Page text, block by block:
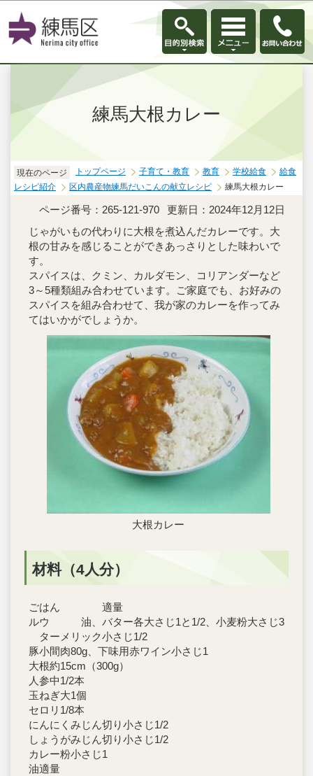
このページの本文へ移動
練馬大根カレー
現在のページ トップページ 子育て・教育 教育 学校給食
給食
レシピ紹介
区内農産物練馬だいこんの献立レシピ 練馬大根カレー
ページ番号：265-121-970
更新日：2024年12月12日
じゃがいもの代わりに大根を煮込んだカレーです。大
根の甘みを感じることができあっさりとした味わいで
す。
スパイスは、クミン、カルダモン、コリアンダーなど
3～5種類組み合わせています。ご家庭でも、お好みの
スパイスを組み合わせて、我が家のカレーを作ってみ
てはいかがでしょうか。
大根カレー
材料（4人分）
ごはん 適量
ルウ 油、バター各大さじ1と1/2、小麦粉大さじ3
ターメリック小さじ1/2
豚小間肉80g、下味用赤ワイン小さじ1
大根約15cm（300g）
人参中1/2本
玉ねぎ大1個
セロリ1/8本
にんにくみじん切り小さじ1/2
しょうがみじん切り小さじ1/2
カレー粉小さじ1
油適量